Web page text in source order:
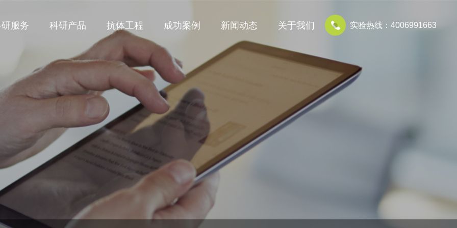
实验热线：4006991663
服务 科研产品 抗体工程 成功案例 新闻动态 关于我们